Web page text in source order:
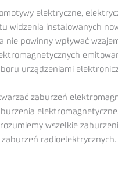
elektryczne,
widzenia instalowanych
powinny wpływać
urządzeniami
zaburzeń
wszelkie
radioelektrycznych.